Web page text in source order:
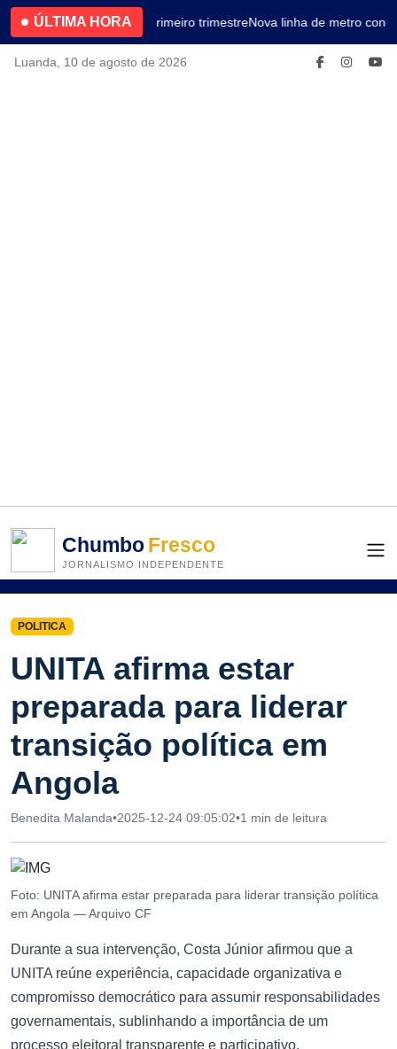
ÚLTIMA HORA4.2% no primeiro trimestreNova linha de metro
Luanda, 10 de agosto de 2026
ChumboFresco
JORNALISMO INDEPENDENTE
POLITICA
UNITA afirma estar
preparada para liderar
transição política em
Angola
Benedita Malanda•2025-12-24 09:05:02•1 min de leitura
Foto: UNITA afirma estar preparada para liderar transição política
em Angola — Arquivo CF
Durante a sua intervenção, Costa Júnior afirmou que a
UNITA reúne experiência, capacidade organizativa e
compromisso democrático para assumir responsabilidades
governamentais, sublinhando a importância de um
processo eleitoral transparente e participativo.